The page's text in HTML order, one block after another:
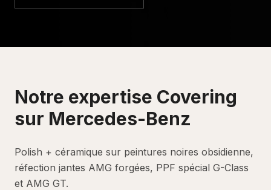
Notre expertise Covering
sur Mercedes-Benz
Polish + céramique sur peintures noires obsidienne,
réfection jantes AMG forgées, PPF spécial G-Class
et AMG GT.